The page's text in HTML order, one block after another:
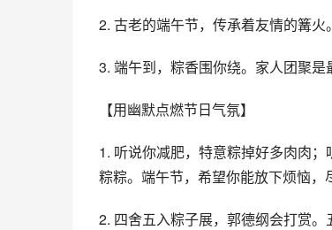
2. 古老的端午节，传承着友情的篝火
3. 端午到，粽香围你绕。家人团聚是
【用幽默点燃节日气氛】
1. 听说你减肥，特意粽掉好多肉肉
粽粽。端午节，希望你能放下烦恼，
2. 四舍五入粽子展，郭德纲会打赏